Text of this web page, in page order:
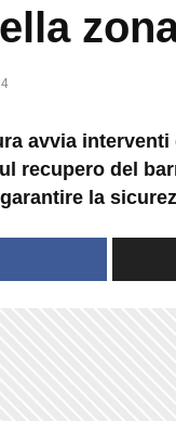
avvia interventi
recupero del
la